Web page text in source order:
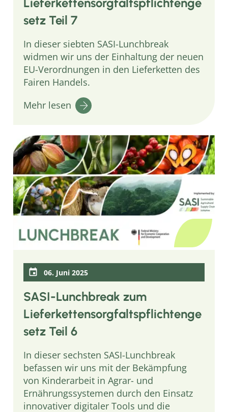
setz Teil 7
In dieser siebten SASI-Lunchbreak
widmen wir uns der Einhaltung der neuen
EU-Verordnungen in den Lieferketten des
Fairen Handels.
Mehr lesen
06. Juni 2025
SASI-Lunchbreak zum
Lieferkettensorgfaltspflichtenge
setz Teil 6
In dieser sechsten SASI-Lunchbreak
befassen wir uns mit der Bekämpfung
von Kinderarbeit in Agrar- und
Ernährungssystemen durch den Einsatz
innovativer digitaler Tools und die